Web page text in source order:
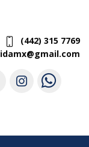
(442) 315 7769